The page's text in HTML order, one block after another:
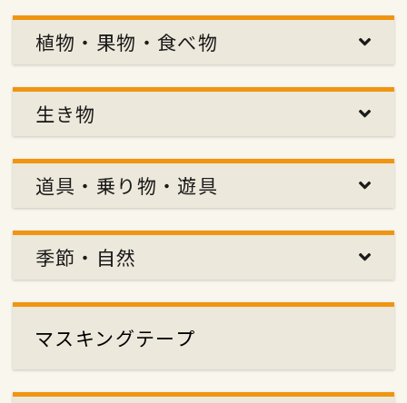
植物・果物・食べ物
生き物
道具・乗り物・遊具
季節・自然
マスキングテープ